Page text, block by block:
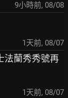
10小時前, 08/08
1天前, 08/07
法蘭秀秀號再
1天前, 08/07